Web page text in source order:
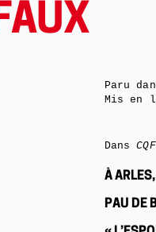
Paru
Mis en
Dans
À
PAU DE